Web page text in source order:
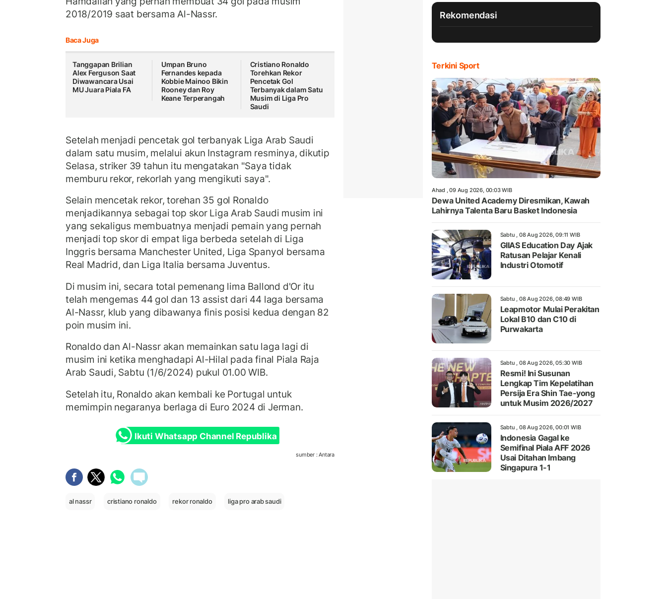
2018/2019 saat bersama Al-Nassr.
Baca Juga
Tanggapan Brilian
Alex Ferguson Saat
Diwawancara Usai
MU Juara Piala FA
Umpan Bruno
Fernandes kepada
Kobbie Mainoo Bikin
Rooney dan Roy
Keane Terperangah
Cristiano Ronaldo
Torehkan Rekor
Pencetak Gol
Terbanyak dalam Satu
Musim di Liga Pro
Saudi
Setelah menjadi pencetak gol terbanyak Liga Arab Saudi
dalam satu musim, melalui akun Instagram resminya, dikutip
Selasa, striker 39 tahun itu mengatakan "Saya tidak
memburu rekor, rekorlah yang mengikuti saya".
Selain mencetak rekor, torehan 35 gol Ronaldo
menjadikannya sebagai top skor Liga Arab Saudi musim ini
yang sekaligus membuatnya menjadi pemain yang pernah
menjadi top skor di empat liga berbeda setelah di Liga
Inggris bersama Manchester United, Liga Spanyol bersama
Real Madrid, dan Liga Italia bersama Juventus.
Di musim ini, secara total pemenang lima Ballond d'Or itu
telah mengemas 44 gol dan 13 assist dari 44 laga bersama
Al-Nassr, klub yang dibawanya finis posisi kedua dengan 82
poin musim ini.
Ronaldo dan Al-Nassr akan memainkan satu laga lagi di
musim ini ketika menghadapi Al-Hilal pada final Piala Raja
Arab Saudi, Sabtu (1/6/2024) pukul 01.00 WIB.
Setelah itu, Ronaldo akan kembali ke Portugal untuk
memimpin negaranya berlaga di Euro 2024 di Jerman.
Ikuti Whatsapp Channel Republika
sumber : Antara
al nassr cristiano ronaldo rekor ronaldo liga pro arab saudi
Rekomendasi
Terkini Sport
Ahad , 09 Aug 2026, 00:03 WIB
Dewa United Academy Diresmikan, Kawah
Lahirnya Talenta Baru Basket Indonesia
Sabtu , 08 Aug 2026, 09:11 WIB
GIIAS Education Day Ajak
Ratusan Pelajar Kenali
Industri Otomotif
Sabtu , 08 Aug 2026, 08:49 WIB
Leapmotor Mulai Perakitan
Lokal B10 dan C10 di
Purwakarta
Sabtu , 08 Aug 2026, 05:30 WIB
Resmi! Ini Susunan
Lengkap Tim Kepelatihan
Persija Era Shin Tae-yong
untuk Musim 2026/2027
Sabtu , 08 Aug 2026, 00:01 WIB
Indonesia Gagal ke
Semifinal Piala AFF 2026
Usai Ditahan Imbang
Singapura 1-1